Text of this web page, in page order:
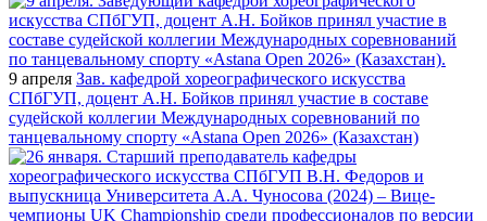
9 апреля Зав. кафедрой хореографического искусства
СПбГУП, доцент А.Н. Бойков принял участие в составе
судейской коллегии Международных соревнований по
танцевальному спорту «Astana Open 2026» (Казахстан)